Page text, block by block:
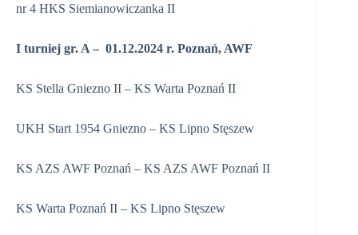
nr 4 HKS Siemianowiczanka II
I turniej gr. A – 01.12.2024 r. Poznań, AWF
KS Stella Gniezno II – KS Warta Poznań II
UKH Start 1954 Gniezno – KS Lipno Stęszew
KS AZS AWF Poznań – KS AZS AWF Poznań II
KS Warta Poznań II – KS Lipno Stęszew